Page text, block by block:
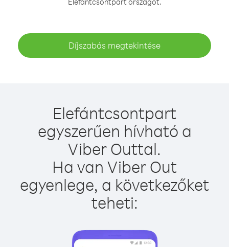
Díjszabás megtekintése
Elefántcsontpart
egyszerűen hívható a
Viber Outtal.
Ha van Viber Out
egyenlege, a következőket
teheti: